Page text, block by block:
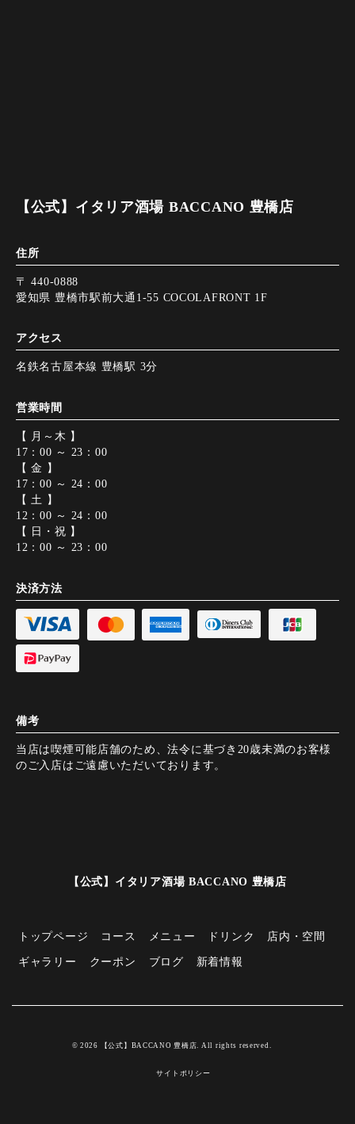
【公式】イタリア酒場 BACCANO 豊橋店
住所
〒 440-0888
愛知県 豊橋市駅前大通1-55 COCOLAFRONT 1F
アクセス
名鉄名古屋本線 豊橋駅 3分
営業時間
【 月～木 】
17：00 ～ 23：00
【 金 】
17：00 ～ 24：00
【 土 】
12：00 ～ 24：00
【 日・祝 】
12：00 ～ 23：00
決済方法
備考
当店は喫煙可能店舗のため、法令に基づき20歳未満のお客様
のご入店はご遠慮いただいております。
【公式】イタリア酒場 BACCANO 豊橋店
トップページ コース メニュー ドリンク 店内・空間
ギャラリー クーポン ブログ 新着情報
© 2026 【公式】BACCANO 豊橋店. All rights reserved.
サイトポリシー